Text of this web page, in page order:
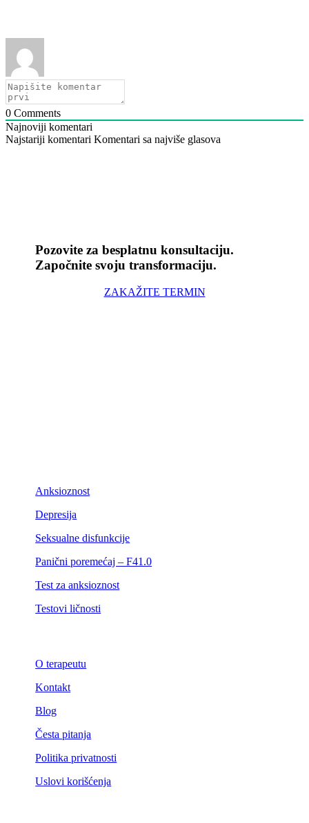
0 Comments
Najnoviji komentari
Najstariji komentari Komentari sa najviše glasova
Pozovite za besplatnu konsultaciju.
Započnite svoju transformaciju.
ZAKAŽITE TERMIN
Anksioznost
Depresija
Seksualne disfunkcije
Panični poremećaj – F41.0
Test za anksioznost
Testovi ličnosti
O terapeutu
Kontakt
Blog
Česta pitanja
Politika privatnosti
Uslovi korišćenja